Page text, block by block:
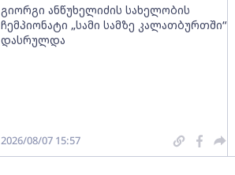
გიორგი ანწუხელიძის სახელობის
ჩემპიონატი „სამი სამზე კალათბურთში“
დასრულდა
2026/08/07 15:57